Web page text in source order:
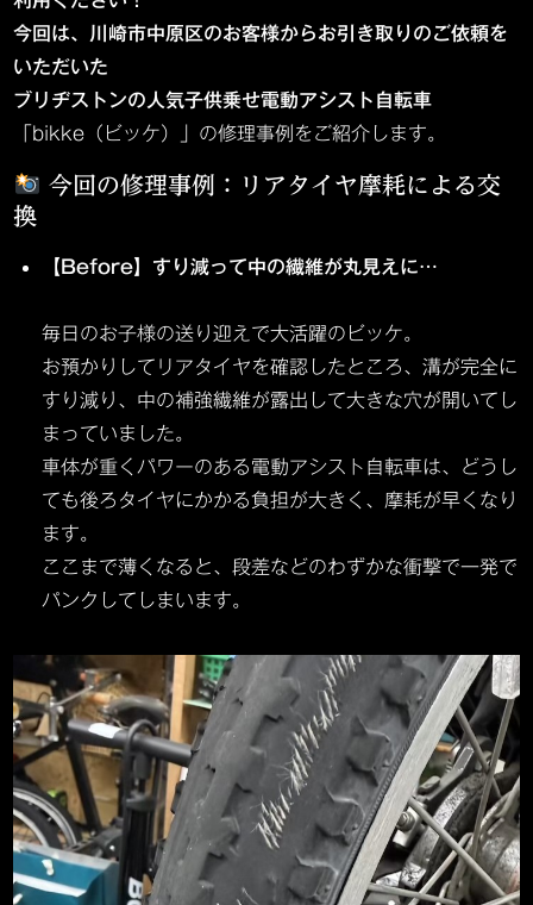
今回は、川崎市中原区のお客様からお引き取りのご依頼を
いただいた
ブリヂストンの人気子供乗せ電動アシスト自転車
「bikke（ビッケ）」の修理事例をご紹介します。
今回の修理事例：リアタイヤ摩耗による交
換
【Before】すり減って中の繊維が丸見えに…
毎日のお子様の送り迎えで大活躍のビッケ。
お預かりしてリアタイヤを確認したところ、溝が完全に
すり減り、中の補強繊維が露出して大きな穴が開いてし
まっていました。
車体が重くパワーのある電動アシスト自転車は、どうし
ても後ろタイヤにかかる負担が大きく、摩耗が早くなり
ます。
ここまで薄くなると、段差などのわずかな衝撃で一発で
パンクしてしまいます。